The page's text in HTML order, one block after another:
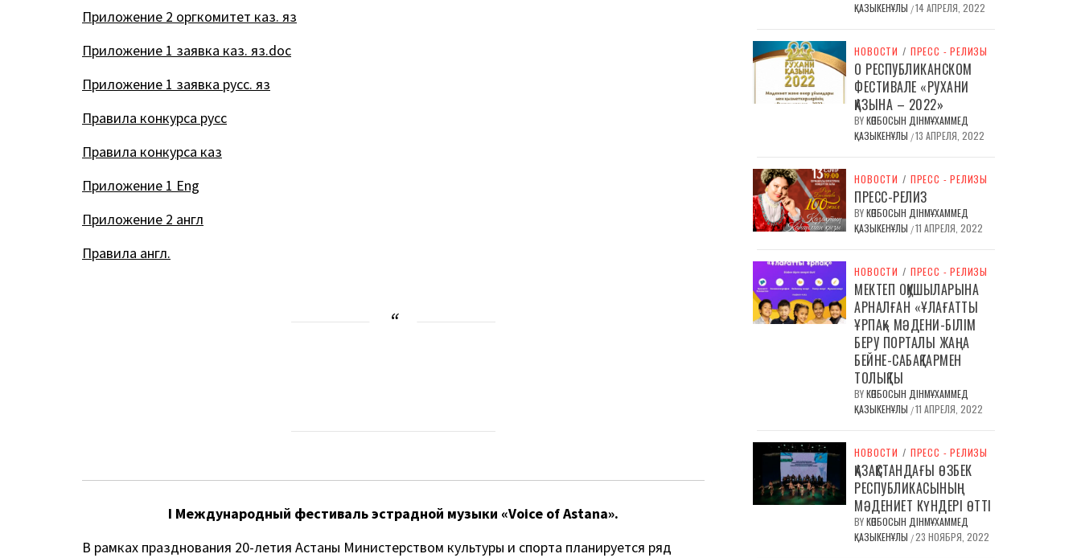
Приложение 2 оргкомитет каз. яз
Приложение 1 заявка каз. яз.doc
Приложение 1 заявка русс. яз
Правила конкурса русс
Правила конкурса каз
Приложение 1 Eng
Приложение 2 англ
Правила англ.
I Международный фестиваль эстрадной музыки «Voice of Astana».
В рамках празднования 20-летия Астаны Министерством культуры и спорта планируется ряд
ҚАЗЫКЕНҰЛЫ /14 АПРЕЛЯ, 2022
НОВОСТИ / ПРЕСС - РЕЛИЗЫ
О РЕСПУБЛИКАНСКОМ
ФЕСТИВАЛЕ «РУХАНИ
ҚАЗЫНА – 2022»
BYКӨПБОСЫН ДІНМҰХАММЕД
ҚАЗЫКЕНҰЛЫ /13 АПРЕЛЯ, 2022
НОВОСТИ / ПРЕСС - РЕЛИЗЫ
ПРЕСС-РЕЛИЗ
BYКӨПБОСЫН ДІНМҰХАММЕД
ҚАЗЫКЕНҰЛЫ /11 АПРЕЛЯ, 2022
НОВОСТИ / ПРЕСС - РЕЛИЗЫ
МЕКТЕП ОҚУШЫЛАРЫНА
АРНАЛҒАН «ҰЛАҒАТТЫ
ҰРПАҚ» МӘДЕНИ-БІЛІМ
БЕРУ ПОРТАЛЫ ЖАҢА
БЕЙНЕ-САБАҚТАРМЕН
ТОЛЫҚТЫ
BYКӨПБОСЫН ДІНМҰХАММЕД
ҚАЗЫКЕНҰЛЫ /11 АПРЕЛЯ, 2022
НОВОСТИ / ПРЕСС - РЕЛИЗЫ
ҚАЗАҚСТАНДАҒЫ ӨЗБЕК
РЕСПУБЛИКАСЫНЫҢ
МӘДЕНИЕТ КҮНДЕРІ ӨТТІ
BYКӨПБОСЫН ДІНМҰХАММЕД
ҚАЗЫКЕНҰЛЫ /23 НОЯБРЯ, 2022